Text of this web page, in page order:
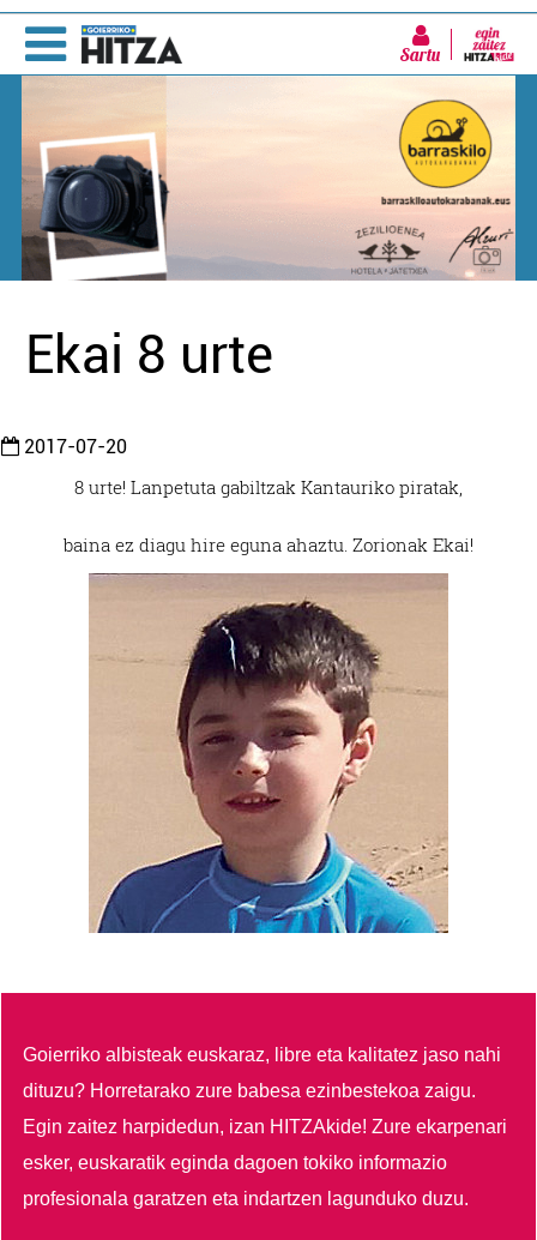
Sartu
Ekai 8 urte
2017-07-20
8 urte! Lanpetuta gabiltzak Kantauriko piratak,
baina ez diagu hire eguna ahaztu. Zorionak Ekai!
Goierriko albisteak euskaraz, libre eta kalitatez jaso nahi
dituzu? Horretarako zure babesa ezinbestekoa zaigu.
Egin zaitez harpidedun, izan HITZAkide!Zure ekarpenari
esker, euskaratik eginda dagoen tokiko informazio
profesionala garatzen eta indartzen lagunduko duzu.